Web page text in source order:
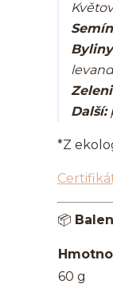
Další:
*Z
📦
60 g